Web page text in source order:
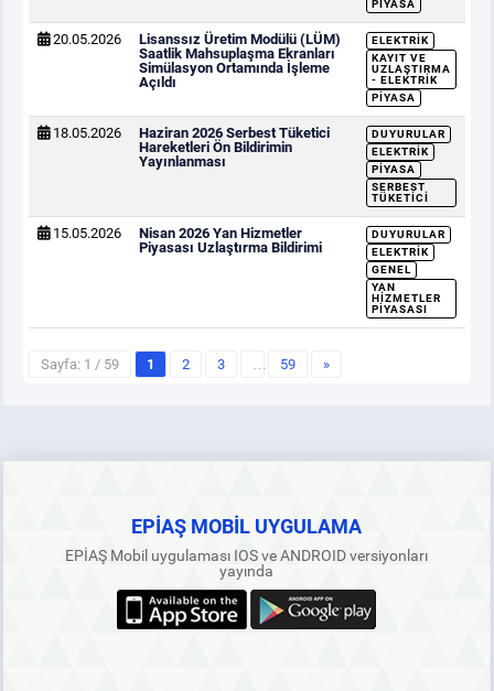
PIYASA
20.05.2026
Lisanssız Üretim Modülü (LÜM)
Saatlik Mahsuplaşma Ekranları
Simülasyon Ortamında İşleme
Açıldı
ELEKTRIK
KAYIT VE
UZLAŞTIRMA
- ELEKTRIK
PIYASA
18.05.2026
Haziran 2026 Serbest Tüketici
Hareketleri Ön Bildirimin
Yayınlanması
DUYURULAR
ELEKTRIK
PIYASA
SERBEST
TÜKETICI
15.05.2026
Nisan 2026 Yan Hizmetler
Piyasası Uzlaştırma Bildirimi
DUYURULAR
ELEKTRIK
GENEL
YAN
HIZMETLER
PIYASASI
Sayfa: 1 / 59 1 2 3 … 59 »
EPİAŞ MOBİL UYGULAMA
EPİAŞ Mobil uygulaması IOS ve ANDROID versiyonları
yayında